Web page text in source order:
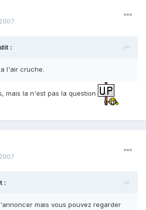
:
l'air cruche.
mais la n'est pas la question
:
mais vous pouvez regarder